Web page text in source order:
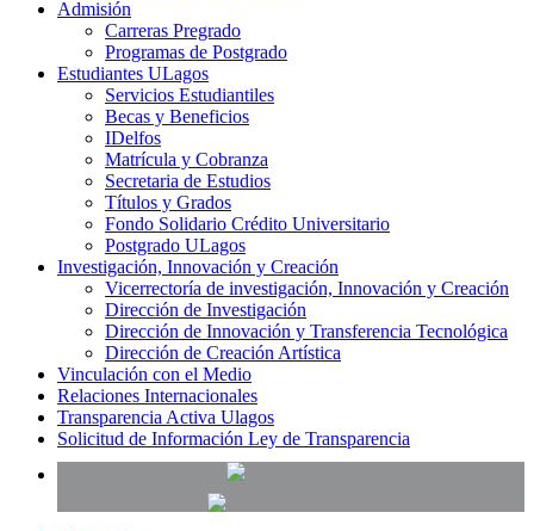
Admisión
Carreras Pregrado
Programas de Postgrado
Estudiantes ULagos
Servicios Estudiantiles
Becas y Beneficios
IDelfos
Matrícula y Cobranza
Secretaria de Estudios
Títulos y Grados
Fondo Solidario Crédito Universitario
Postgrado ULagos
Investigación, Innovación y Creación
Vicerrectoría de investigación, Innovación y Creación
Dirección de Investigación
Dirección de Innovación y Transferencia Tecnológica
Dirección de Creación Artística
Vinculación con el Medio
Relaciones Internacionales
Transparencia Activa Ulagos
Solicitud de Información Ley de Transparencia